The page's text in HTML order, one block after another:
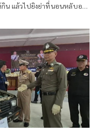
น แล้วไปยิงย่าที่นอนหลับอยู่